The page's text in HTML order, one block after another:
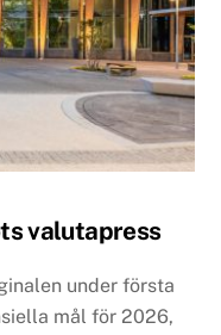
valutapress
under första
mål för 2026,